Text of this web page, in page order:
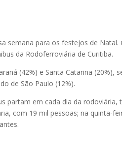
semana para os festejos de
da Rodoferroviária de Curitiba.
(42%) e Santa Catarina (20%),
de São Paulo (12%).
partam em cada dia da rodoviária,
com 19 mil pessoas; na quinta-